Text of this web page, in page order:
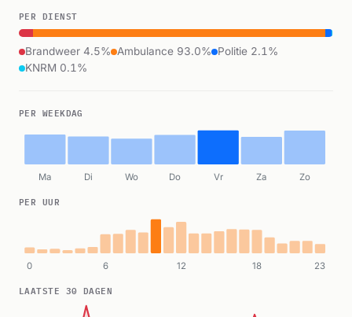
PER DIENST
Brandweer 4.5% Ambulance 93.0%
Politie 2.1%
KNRM 0.1%
PER WEEKDAG
Ma Di Wo Do Vr Za Zo
PER UUR
0 6 12 18 23
LAATSTE 30 DAGEN